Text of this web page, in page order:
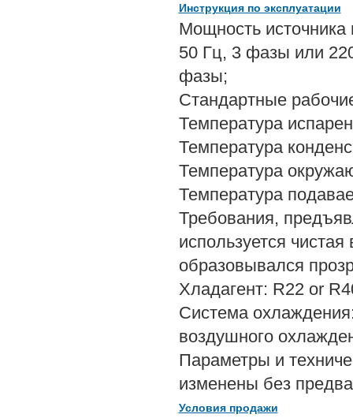
Инструкция по эксплуатации
Мощность
50 Гц, 3 фазы или
фазы;
Стандартные
Температура
Температура
Температура
Температура
Требования,
используется
образовывался
Хладагент: R22 or
Система
воздушного
Параметры и
изменены без
Условия продажи